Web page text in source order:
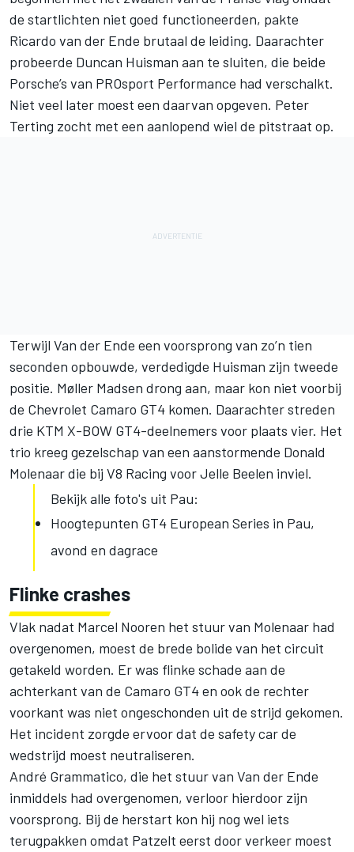
de startlichten niet goed functioneerden, pakte
Ricardo van der Ende brutaal de leiding. Daarachter
probeerde Duncan Huisman aan te sluiten, die beide
Porsche’s van PROsport Performance had verschalkt.
Niet veel later moest een daarvan opgeven. Peter
Terting zocht met een aanlopend wiel de pitstraat op.
Terwijl Van der Ende een voorsprong van zo’n tien
seconden opbouwde, verdedigde Huisman zijn tweede
positie. Møller Madsen drong aan, maar kon niet voorbij
de Chevrolet Camaro GT4 komen. Daarachter streden
drie KTM X-BOW GT4-deelnemers voor plaats vier. Het
trio kreeg gezelschap van een aanstormende Donald
Molenaar die bij V8 Racing voor Jelle Beelen inviel.
Bekijk alle foto's uit Pau:
Hoogtepunten GT4 European Series in Pau,
avond en dagrace
Flinke crashes
Vlak nadat Marcel Nooren het stuur van Molenaar had
overgenomen, moest de brede bolide van het circuit
getakeld worden. Er was flinke schade aan de
achterkant van de Camaro GT4 en ook de rechter
voorkant was niet ongeschonden uit de strijd gekomen.
Het incident zorgde ervoor dat de safety car de
wedstrijd moest neutraliseren.
André Grammatico, die het stuur van Van der Ende
inmiddels had overgenomen, verloor hierdoor zijn
voorsprong. Bij de herstart kon hij nog wel iets
terugpakken omdat Patzelt eerst door verkeer moest